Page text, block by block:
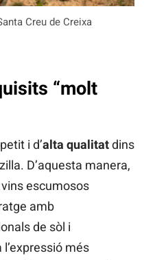
Creu de Creixa
“molt
i d’alta qualitatdins
D’aquesta manera,
escumosos
amb
de sòl i
més